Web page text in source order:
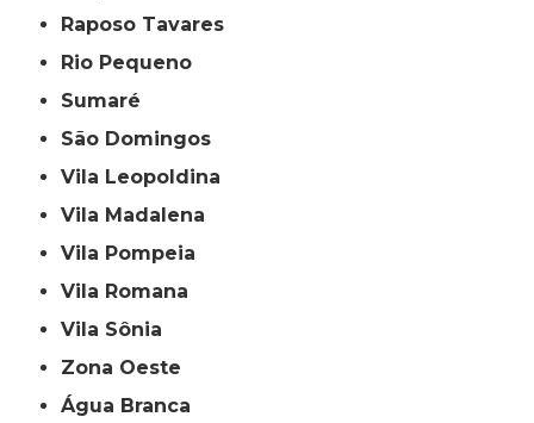
Raposo Tavares
Rio Pequeno
Sumaré
São Domingos
Vila Leopoldina
Vila Madalena
Vila Pompeia
Vila Romana
Vila Sônia
Zona Oeste
Água Branca